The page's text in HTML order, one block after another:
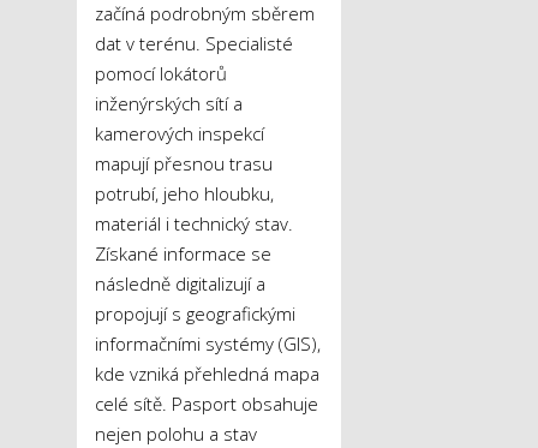
začíná podrobným sběrem
dat v terénu. Specialisté
pomocí lokátorů
inženýrských sítí a
kamerových inspekcí
mapují přesnou trasu
potrubí, jeho hloubku,
materiál i technický stav.
Získané informace se
následně digitalizují a
propojují s geografickými
informačními systémy (GIS),
kde vzniká přehledná mapa
celé sítě. Pasport obsahuje
nejen polohu a stav